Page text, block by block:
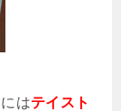
はテイスト